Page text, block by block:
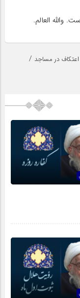
العالم.
اعتکاف در مساجد /